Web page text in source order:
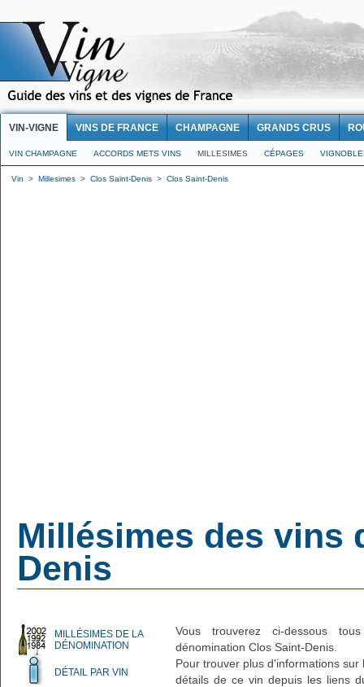
VIN-VIGNE VINS DE FRANCE CHAMPAGNE GRANDS CRUS
VIN CHAMPAGNE ACCORDS METS VINS MILLESIMES CÉPAGES
Vin > Millesimes > Clos Saint-Denis > Clos Saint-Denis
Millésimes des vins
Denis
MILLÉSIMES DE LA
DÉNOMINATION
DÉTAIL PAR VIN
Vous trouverez ci-dessous
dénomination Clos Saint-Denis.
Pour trouver plus d'informations
détails de ce vin depuis les liens